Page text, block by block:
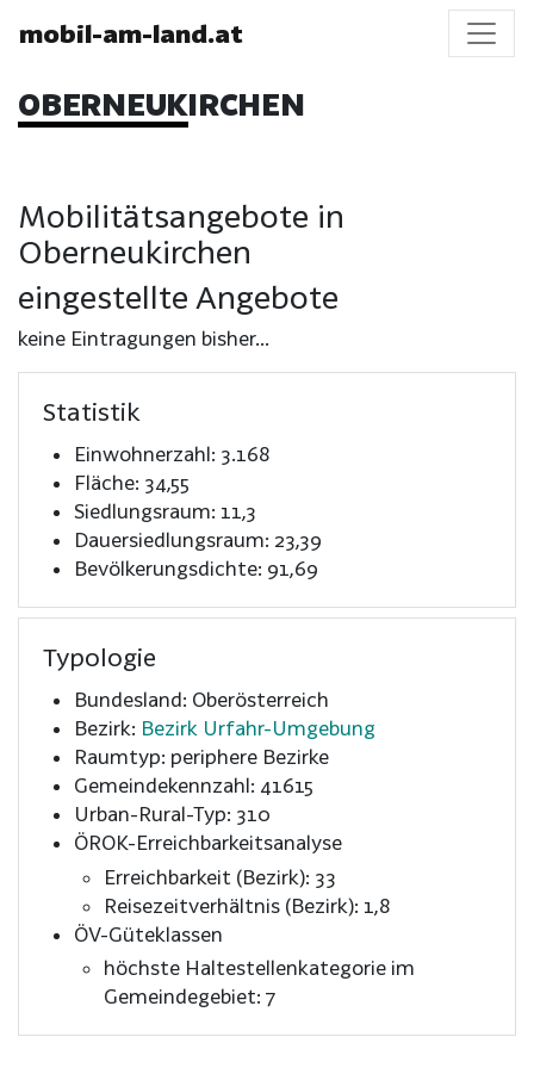
mobil-am-land.at
OBERNEUKIRCHEN
Mobilitätsangebote in
Oberneukirchen
eingestellte Angebote
keine Eintragungen bisher...
Statistik
Einwohnerzahl: 3.168
Fläche: 34,55
Siedlungsraum: 11,3
Dauersiedlungsraum: 23,39
Bevölkerungsdichte: 91,69
Typologie
Bundesland: Oberösterreich
Bezirk: Bezirk Urfahr-Umgebung
Raumtyp: periphere Bezirke
Gemeindekennzahl: 41615
Urban-Rural-Typ: 310
ÖROK-Erreichbarkeitsanalyse
Erreichbarkeit (Bezirk): 33
Reisezeitverhältnis (Bezirk): 1,8
ÖV-Güteklassen
höchste Haltestellenkategorie im
Gemeindegebiet: 7